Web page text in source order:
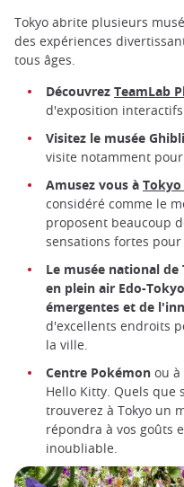
Tokyo abrite plusieurs
des expériences
tous âges.
Découvrez TeamLab
d'exposition
Visitez le musée Ghibli
visite notamment
Amusez vous à Tokyo
considéré comme le
proposent beaucoup
sensations fortes
Le musée national de
en plein air Edo-Tokyo
émergentes et de
d'excellents endroits
la ville.
Centre Pokémon ou à
Hello Kitty. Quels que
trouverez à Tokyo un
répondra à vos goûts
inoubliable.